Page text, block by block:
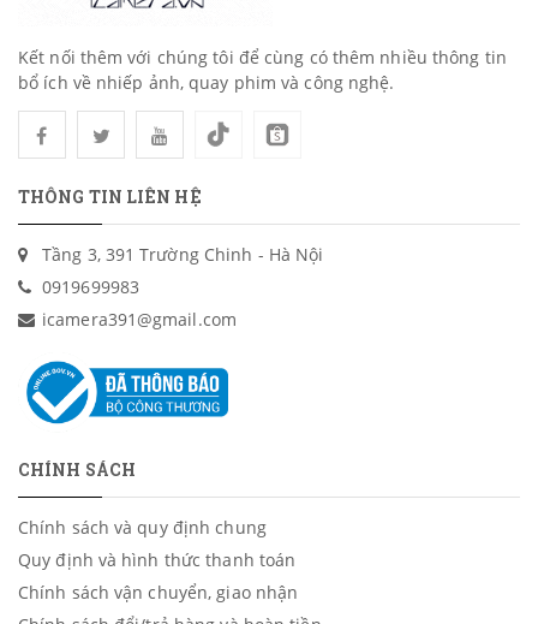
Kết nối thêm với chúng tôi để cùng có thêm nhiều thông tin
bổ ích về nhiếp ảnh, quay phim và công nghệ.
THÔNG TIN LIÊN HỆ
Tầng 3, 391 Trường Chinh - Hà Nội
0919699983
icamera391@gmail.com
CHÍNH SÁCH
Chính sách và quy định chung
Quy định và hình thức thanh toán
Chính sách vận chuyển, giao nhận